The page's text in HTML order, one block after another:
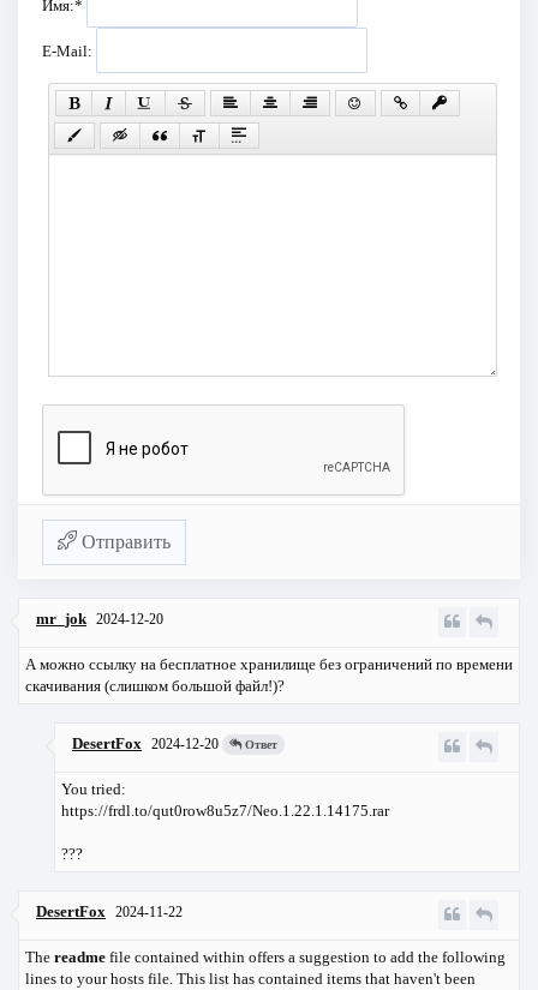
Имя:*
E-Mail:
Отправить
mr_jok 2024-12-20
А можно ссылку на бесплатное хранилище без ограничений по времени
скачивания (слишком большой файл!)?
DesertFox 2024-12-20 Ответ
You tried:
https://frdl.to/qut0row8u5z7/Neo.1.22.1.14175.rar
???
DesertFox 2024-11-22
The readme file contained within offers a suggestion to add the following
lines to your hosts file. This list has contained items that haven't been